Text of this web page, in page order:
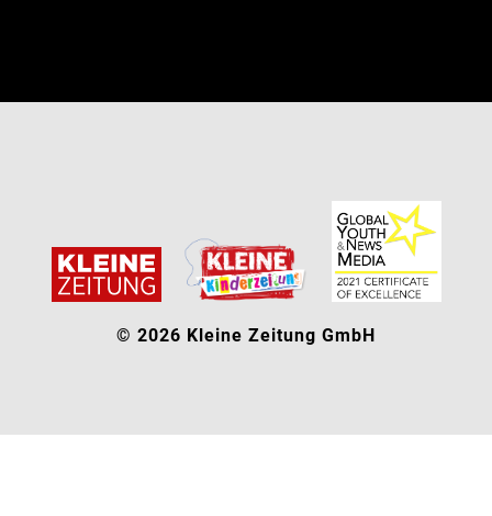
© 2026 Kleine Zeitung GmbH